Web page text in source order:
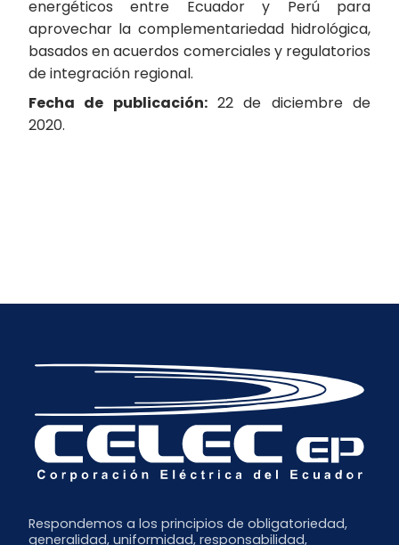
energéticos entre Ecuador y Perú para
aprovechar la complementariedad hidrológica,
basados en acuerdos comerciales y regulatorios
de integración regional.
Fecha de publicación:22 de diciembre de
2020.
Respondemos a los principios de obligatoriedad,
generalidad, uniformidad, responsabilidad,